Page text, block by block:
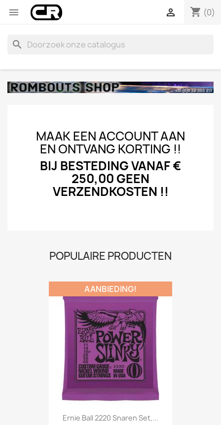
 shopping_cart (0)

search
MAAK EEN ACCOUNT AAN
EN ONTVANG KORTING !!
BIJ BESTEDING VANAF €
250,00 GEEN
VERZENDKOSTEN !!
POPULAIRE PRODUCTEN
Snel bekijken
Ernie Ball 2220 Snaren Set,...
AANBIEDING!